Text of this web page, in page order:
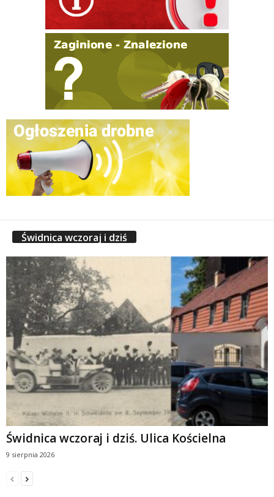
Świdnica wczoraj i dziś
Świdnica wczoraj i dziś. Ulica Kościelna
9 sierpnia 2026